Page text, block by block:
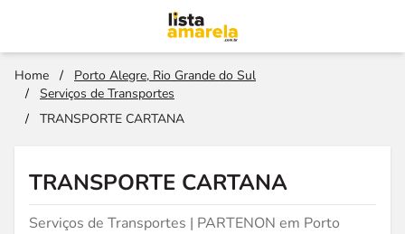
Home /
Porto Alegre, Rio Grande do Sul
/
Serviços de Transportes
/
TRANSPORTE CARTANA
TRANSPORTE CARTANA
Serviços de Transportes | PARTENON em Porto